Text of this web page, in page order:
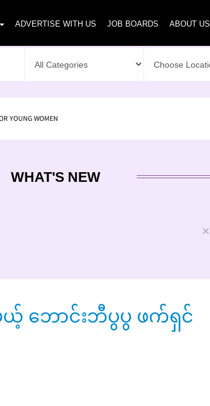
ADVERTISE WITH US JOB BOARDS ABOUT US
YOUNG WOMEN
WHAT'S NEW
×
ဘောင်းဘီပွပွ ဖက်ရှင်